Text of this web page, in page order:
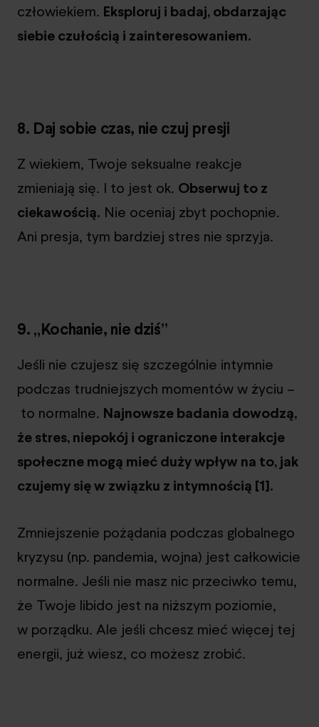
człowiekiem. Eksploruj i badaj, obdarzając
siebie czułością i zainteresowaniem.
8. Daj sobie czas, nie czuj presji
Z wiekiem, Twoje seksualne reakcje
zmieniają się. I to jest ok. Obserwuj to z
ciekawością. Nie oceniaj zbyt pochopnie.
Ani presja, tym bardziej stres nie sprzyja.
9. „Kochanie, nie dziś”
Jeśli nie czujesz się szczególnie intymnie
podczas trudniejszych momentów w życiu –
to normalne. Najnowsze badania dowodzą,
że stres, niepokój i ograniczone interakcje
społeczne mogą mieć duży wpływ na to, jak
czujemy się w związku z intymnością [1].
Zmniejszenie pożądania podczas globalnego
kryzysu (np. pandemia, wojna) jest całkowicie
normalne. Jeśli nie masz nic przeciwko temu,
że Twoje libido jest na niższym poziomie,
w porządku. Ale jeśli chcesz mieć więcej tej
energii, już wiesz, co możesz zrobić.